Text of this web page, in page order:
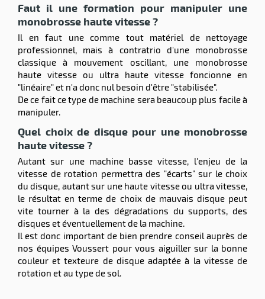
Faut il une formation pour manipuler une
monobrosse haute vitesse ?
Il en faut une comme tout matériel de nettoyage
professionnel, mais à contratrio d'une monobrosse
classique à mouvement oscillant, une monobrosse
haute vitesse ou ultra haute vitesse foncionne en
"linéaire" et n'a donc nul besoin d'être "stabilisée".
De ce fait ce type de machine sera beaucoup plus facile à
manipuler.
Quel choix de disque pour une monobrosse
haute vitesse ?
Autant sur une machine basse vitesse, l'enjeu de la
vitesse de rotation permettra des "écarts" sur le choix
du disque, autant sur une haute vitesse ou ultra vitesse,
le résultat en terme de choix de mauvais disque peut
vite tourner à la des dégradations du supports, des
disques et éventuellement de la machine.
Il est donc important de bien prendre conseil auprès de
nos équipes Voussert pour vous aiguiller sur la bonne
couleur et texteure de disque adaptée à la vitesse de
rotation et au type de sol.